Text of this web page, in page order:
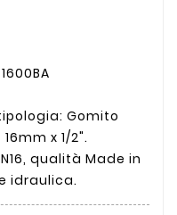
Gomito
x 1/2".
qualità Made in
idraulica.